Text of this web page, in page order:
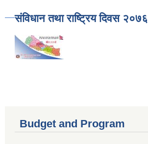
संविधान तथा राष्ट्रिय दिवस २०७६
Budget and Program